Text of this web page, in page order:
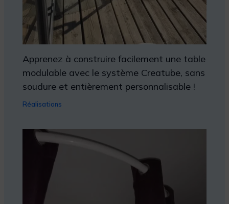
Apprenez à construire facilement une table
modulable avec le système Creatube, sans
soudure et entièrement personnalisable !
Réalisations